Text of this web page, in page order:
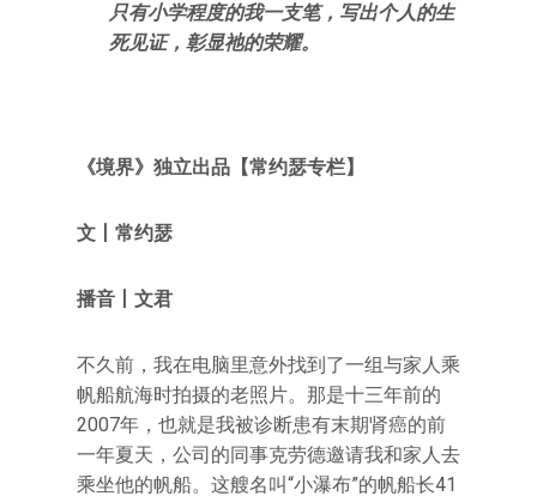
只有小学程度的我一支笔，写出个人的生
死见证，彰显祂的荣耀。
《境界》独立出品【常约瑟专栏】
文 丨常约瑟
播音丨文君
不久前，我在电脑里意外找到了一组与家人乘
帆船航海时拍摄的老照片。那是十三年前的
2007年，也就是我被诊断患有末期肾癌的前
一年夏天，公司的同事克劳德邀请我和家人去
乘坐他的帆船。这艘名叫“小瀑布”的帆船长41